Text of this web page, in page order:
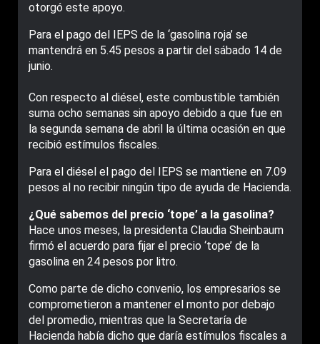
otorgó este apoyo.
Para el pago del IEPS de la ‘gasolina roja’ se
mantendrá en 5.45 pesos a partir del sábado 14 de
junio.
Con respecto al diésel, este combustible también
suma ocho semanas sin apoyo debido a que fue en
la segunda semana de abril la última ocasión en que
recibió estímulos fiscales.
Para el diésel el pago del IEPS se mantiene en 7.09
pesos al no recibir ningún tipo de ayuda de Hacienda.
¿Qué sabemos del precio ‘tope’ a la gasolina?
Hace unos meses, la presidenta Claudia Sheinbaum
firmó el acuerdo para fijar el precio ‘tope’ de la
gasolina en 24 pesos por litro.
Como parte de dicho convenio, los empresarios se
comprometieron a mantener el monto por debajo
del promedio, mientras que la Secretaría de
Hacienda había dicho que daría estímulos fiscales a